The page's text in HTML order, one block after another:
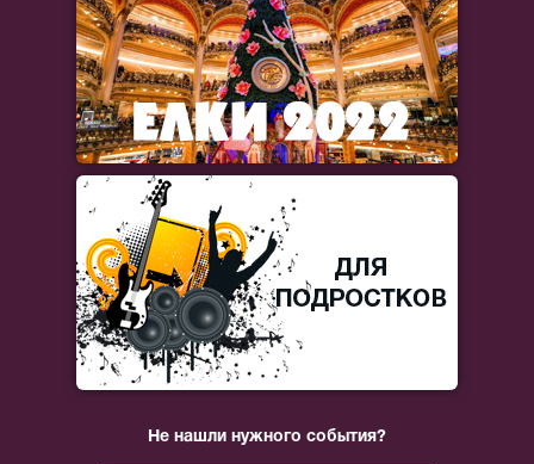
Не нашли нужного события?